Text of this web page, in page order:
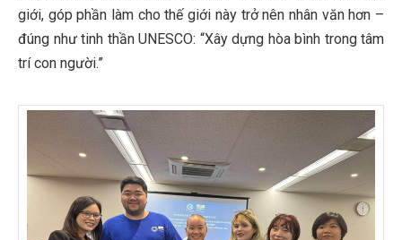
giới, góp phần làm cho thế giới này trở nên nhân văn hơn –
đúng như tinh thần UNESCO: “Xây dựng hòa bình trong tâm
trí con người.”